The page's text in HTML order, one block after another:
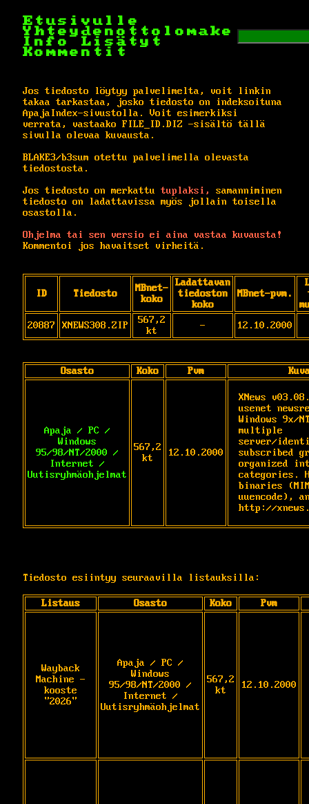
Etusivulle
Yhteydenottolomake
Info
Lisätyt
Kommentit
Jos tiedosto löytyy palvelimelta, voit linkin
takaa tarkastaa, josko tiedosto on indeksoituna
ApajaIndex-sivustolla. Voit esimerkiksi
verrata, vastaako FILE_ID.DIZ -sisältö tällä
sivulla olevaa kuvausta.
BLAKE3/b3sum otettu palvelimella olevasta
tiedostosta.
Jos tiedosto on merkattu tuplaksi,
samanniminen
tiedosto on ladattavissa myös jollain toisella
osastolla.
Ohjelma tai sen versio ei aina vastaa kuvausta!
Kommentoi jos havaitset virheitä.
ID Tiedosto
MBnet-
koko
Ladattavan
tiedoston
koko
MBnet-pvm.
20887
XNEWS308.ZIP
567,2
kt
- 12.10.2000
Osasto Koko Pvm
Apaja / PC /
Windows
95/98/NT/2000 /
Internet /
Uutisryhmäohjelmat
567,2
kt
12.10.2000
XNews
usenet
Windows 9x/
multiple
server/
subscribed
organized
categories.
binaries
uuencode),
http://
Tiedosto esiintyy seuraavilla listauksilla:
Listaus Osasto Koko Pvm
Wayback
Machine -
kooste
"2026"
Apaja / PC /
Windows
95/98/NT/2000 /
Internet /
Uutisryhmäohjelmat
567,2
kt
12.10.2000